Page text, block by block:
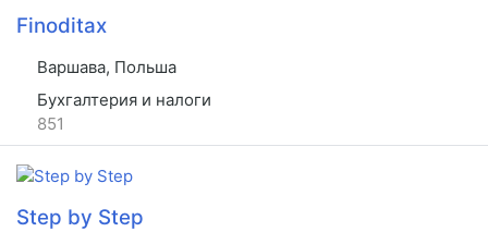
Finoditax
Варшава, Польша
Бухгалтерия и налоги
851
Step by Step